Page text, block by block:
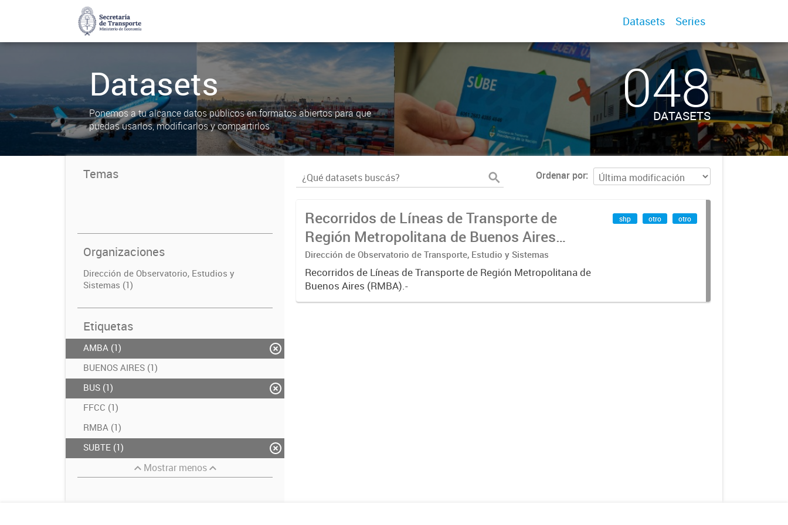
Datasets Series
Datasets
Ponemos a tu alcance datos públicos en formatos abiertos para que
puedas usarlos, modificarlos y compartirlos
048
DATASETS
Temas
Organizaciones
Dirección de Observatorio, Estudios y
Sistemas (1)
Etiquetas
AMBA (1)
BUENOS AIRES (1)
BUS (1)
FFCC (1)
RMBA (1)
SUBTE (1)
Mostrar menos
Ordenar por
Recorridos de Líneas de Transporte de
Región Metropolitana de Buenos Aires
(RMBA)
Dirección de Observatorio de Transporte, Estudio y Sistemas
Recorridos de Líneas de Transporte de Región Metropolitana de
Buenos Aires (RMBA).-
shp otro otro